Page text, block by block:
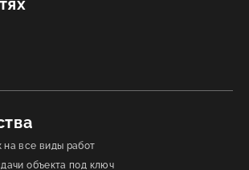
на все виды работ
объекта под ключ